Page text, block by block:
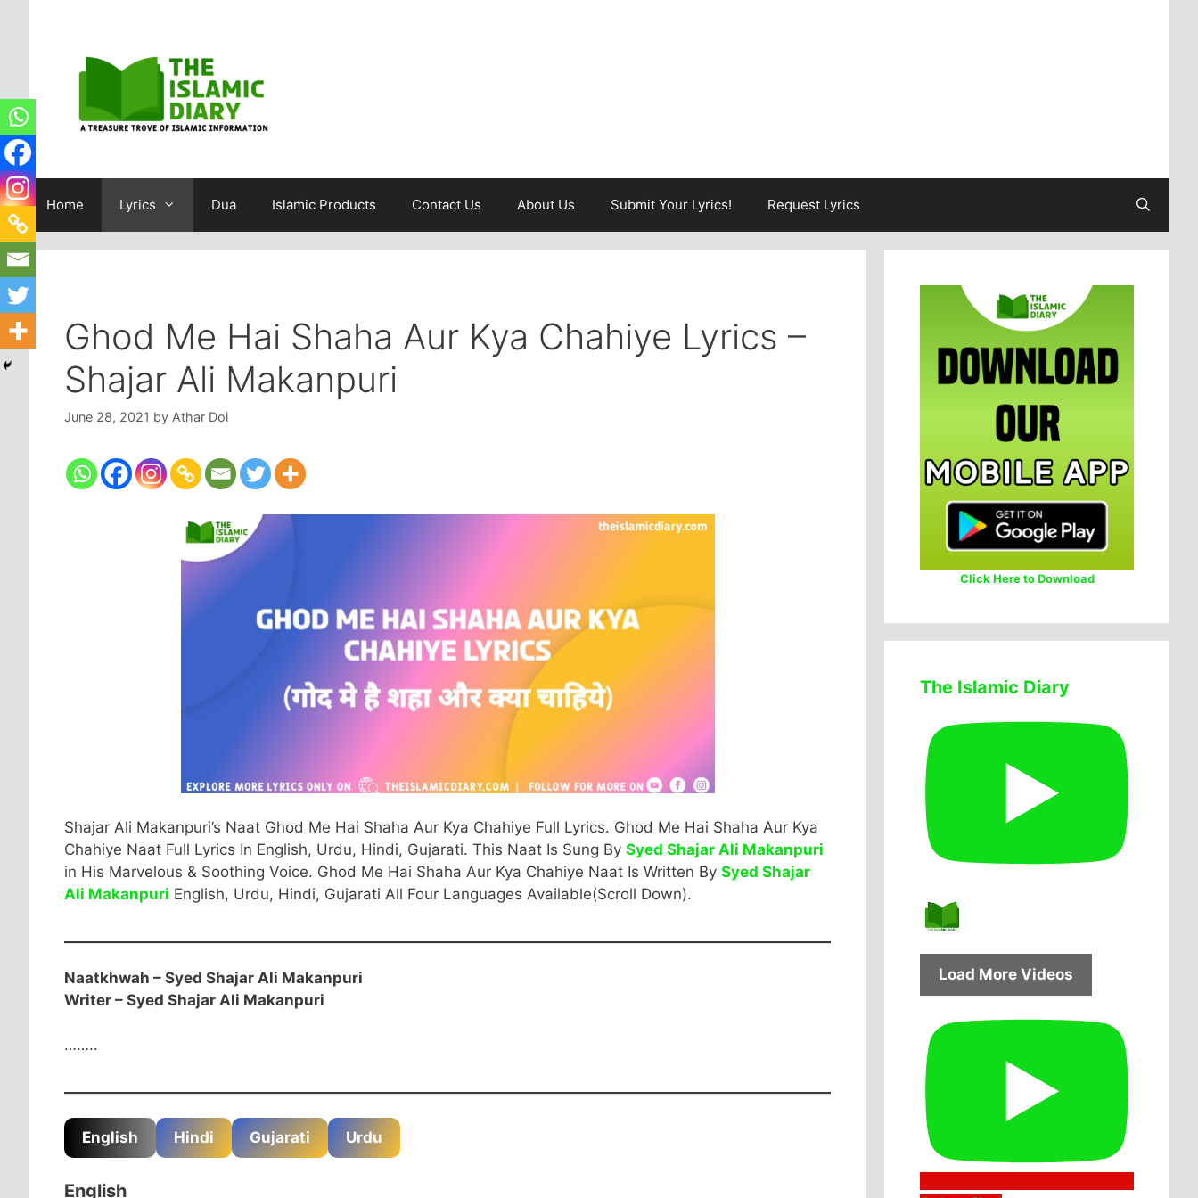
Home Lyrics Dua Islamic Products Contact Us About Us Submit Your Lyrics! Request Lyrics
Ghod Me Hai Shaha Aur Kya Chahiye Lyrics –
Shajar Ali Makanpuri
June 28, 2021 by Athar Doi
Shajar Ali Makanpuri’s Naat Ghod Me Hai Shaha Aur Kya Chahiye Full Lyrics. Ghod Me Hai Shaha Aur Kya
Chahiye Naat Full Lyrics In English, Urdu, Hindi, Gujarati. This Naat Is Sung By Syed Shajar Ali Makanpuri
in His Marvelous & Soothing Voice. Ghod Me Hai Shaha Aur Kya Chahiye Naat Is Written By Syed Shajar
Ali Makanpuri English, Urdu, Hindi, Gujarati All Four Languages Available(Scroll Down).
Naatkhwah – Syed Shajar Ali Makanpuri
Writer – Syed Shajar Ali Makanpuri
……..
English Hindi Gujarati Urdu
English
Click Here to Download
The Islamic Diary
Load More Videos